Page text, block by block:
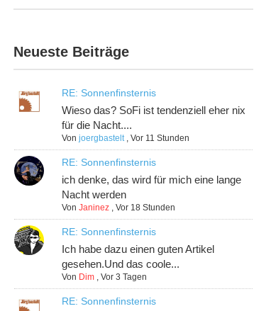
Neueste Beiträge
RE: Sonnenfinsternis
Wieso das? SoFi ist tendenziell eher nix
für die Nacht....
Vonjoergbastelt ,Vor 11 Stunden
RE: Sonnenfinsternis
ich denke, das wird für mich eine lange
Nacht werden
VonJaninez ,Vor 18 Stunden
RE: Sonnenfinsternis
Ich habe dazu einen guten Artikel
gesehen.Und das coole...
Von Dim ,Vor 3 Tagen
RE: Sonnenfinsternis